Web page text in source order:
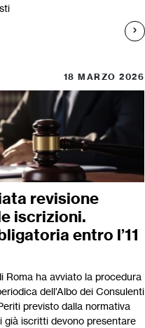
18 MARZO 2026
revisione
iscrizioni.
entro l’11
Roma ha avviato la procedura
dell’Albo dei Consulenti
previsto dalla normativa
già iscritti devono presentare